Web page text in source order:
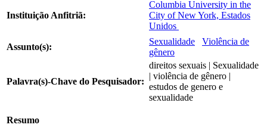
Instituição Anfitriã:
Columbia University in the
City of New York, Estados
Unidos
Assunto(s):
Sexualidade
Violência de
gênero
Palavra(s)-Chave do Pesquisador:
direitos sexuais | Sexualidade
| violência de gênero |
estudos de genero e
sexualidade
Resumo